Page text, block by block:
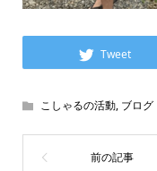
Tweet
こしゃるの活動, ブログ